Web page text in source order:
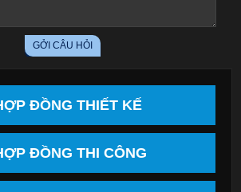
ĐỒNG THIẾT KẾ
ĐỒNG THI CÔNG